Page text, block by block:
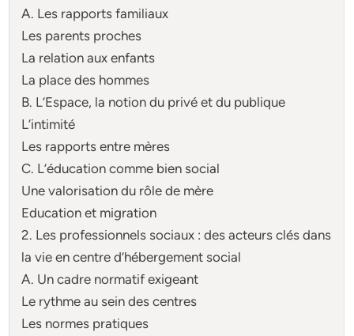
A. Les rapports familiaux
Les parents proches
La relation aux enfants
La place des hommes
B. L’Espace, la notion du privé et du publique
L’intimité
Les rapports entre mères
C. L’éducation comme bien social
Une valorisation du rôle de mère
Education et migration
2. Les professionnels sociaux : des acteurs clés dans
la vie en centre d’hébergement social
A. Un cadre normatif exigeant
Le rythme au sein des centres
Les normes pratiques